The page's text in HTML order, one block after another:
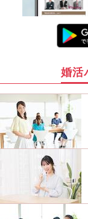
婚活